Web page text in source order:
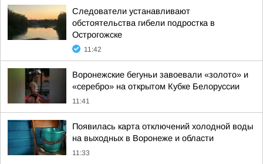
Следователи устанавливают
обстоятельства гибели подростка в
Острогожске
11:42
Воронежские бегуньи завоевали «золото» и
«серебро» на открытом Кубке Белоруссии
11:41
Появилась карта отключений холодной воды
на выходных в Воронеже и области
11:33